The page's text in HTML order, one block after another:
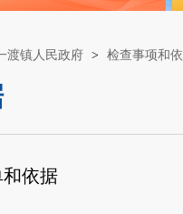
渡镇人民政府 > 检查事项和
依据